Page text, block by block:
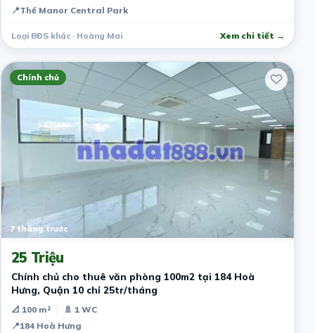
📍Thế Manor Central Park
Loại BĐS khác · Hoàng Mai Xem chi tiết →
Chính chủ
7 tháng trước
25 Triệu
Chính chủ cho thuê văn phòng 100m2 tại 184 Hoà
Hưng, Quận 10 chỉ 25tr/tháng
📐 100 m²
🚿 1 WC
📍184 Hoà Hưng